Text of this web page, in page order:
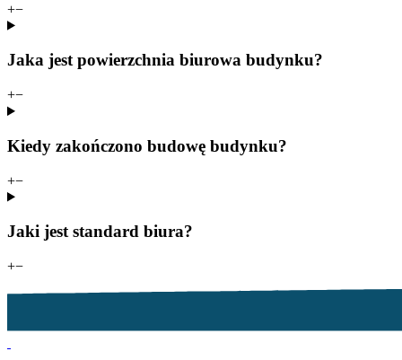
+−
Jaka jest powierzchnia biurowa budynku?
+−
Kiedy zakończono budowę budynku?
+−
Jaki jest standard biura?
+−